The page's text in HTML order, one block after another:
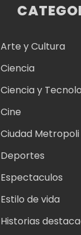
Arte y Cultura
Ciencia
Ciencia y
Cine
Ciudad Metropoli
Deportes
Espectaculos
Estilo de vida
Historias